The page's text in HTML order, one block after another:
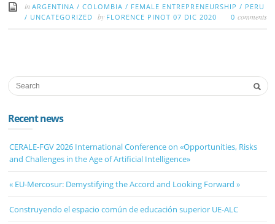
inARGENTINA /COLOMBIA / FEMALE ENTREPRENEURSHIP / PERU
/ UNCATEGORIZED by FLORENCE PINOT07 DIC 2020 0 comments
Recent news
CERALE-FGV 2026 International Conference on «Opportunities, Risks
and Challenges in the Age of Artificial Intelligence»
« EU-Mercosur: Demystifying the Accord and Looking Forward »
Construyendo el espacio común de educación superior UE-ALC